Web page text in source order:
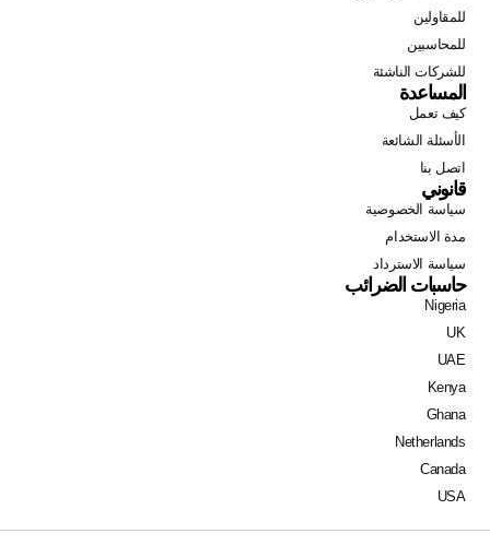
للمقاولين
للمحاسبين
للشركات الناشئة
المساعدة
كيف تعمل
الأسئلة الشائعة
اتصل بنا
قانوني
سياسة الخصوصية
مدة الاستخدام
سياسة الاسترداد
حاسبات الضرائب
Nigeria
UK
UAE
Kenya
Ghana
Netherlands
Canada
USA
Spanish